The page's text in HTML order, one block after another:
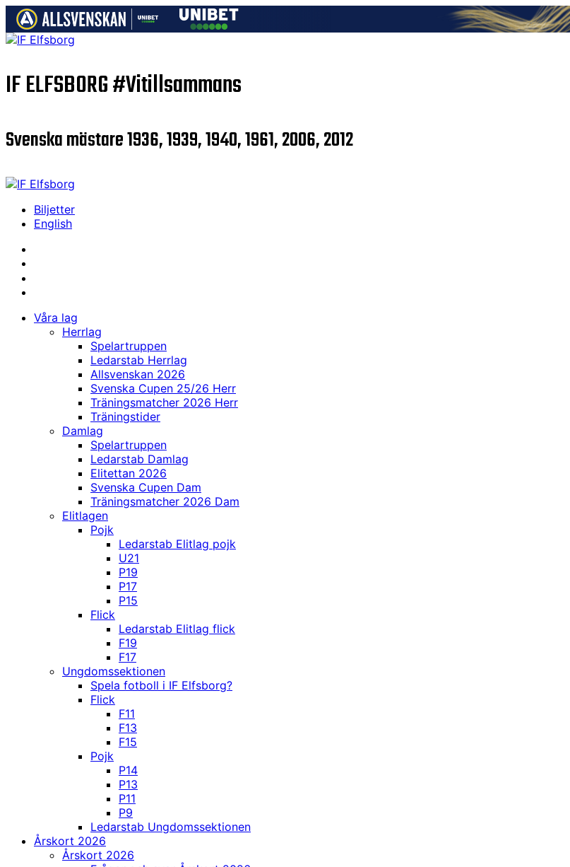
IF ELFSBORG#Vitillsammans
Svenska mästare 1936, 1939, 1940, 1961, 2006, 2012
Biljetter
English
Våra lag
Herrlag
Spelartruppen
Ledarstab Herrlag
Allsvenskan 2026
Svenska Cupen 25/26 Herr
Träningsmatcher 2026 Herr
Träningstider
Damlag
Spelartruppen
Ledarstab Damlag
Elitettan 2026
Svenska Cupen Dam
Träningsmatcher 2026 Dam
Elitlagen
Pojk
Ledarstab Elitlag pojk
U21
P19
P17
P15
Flick
Ledarstab Elitlag flick
F19
F17
Ungdomssektionen
Spela fotboll i IF Elfsborg?
Flick
F11
F13
F15
Pojk
P14
P13
P11
P9
Ledarstab Ungdomssektionen
Årskort 2026
Årskort 2026